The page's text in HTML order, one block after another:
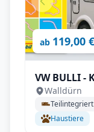
ab 119,00 €
Walldürn
Teilintegriert
Haustiere